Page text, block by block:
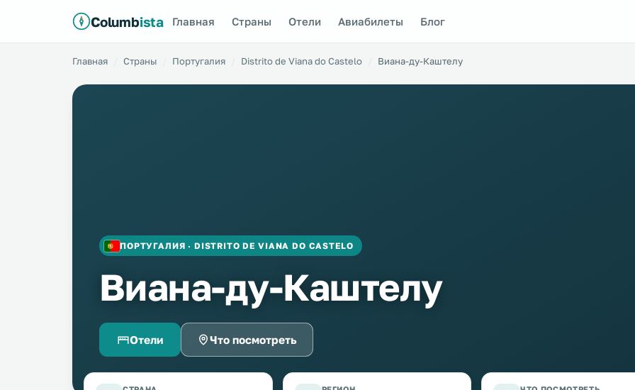
Columbista Главная Страны Отели Авиабилеты Блог
Главная Страны Португалия Distrito de Viana do Castelo Виана-ду-Каштелу
ПОРТУГАЛИЯ · DISTRITO DE VIANA DO CASTELO
Виана-ду-Каштелу
Отели Что посмотреть